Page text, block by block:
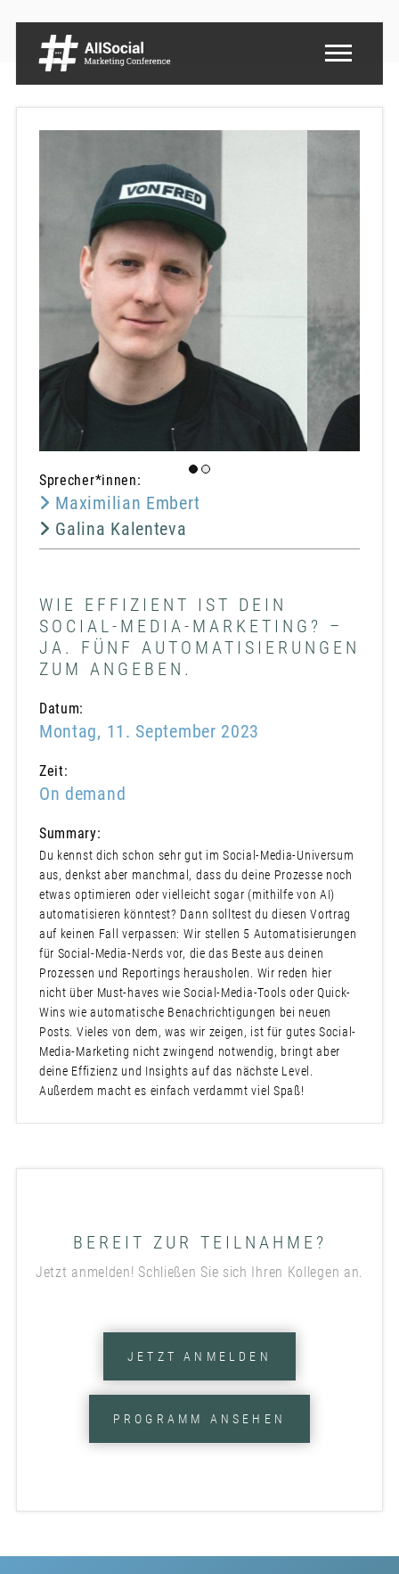
Sprecher*innen:
Maximilian Embert
Galina Kalenteva
WIE EFFIZIENT IST DEIN
SOCIAL-MEDIA-MARKETING? –
JA. FÜNF AUTOMATISIERUNGEN
ZUM ANGEBEN.
Datum:
Montag, 11. September 2023
Zeit:
On demand
Summary:
Du kennst dich schon sehr gut im Social-Media-Universum
aus, denkst aber manchmal, dass du deine Prozesse noch
etwas optimieren oder vielleicht sogar (mithilfe von AI)
automatisieren könntest? Dann solltest du diesen Vortrag
auf keinen Fall verpassen: Wir stellen 5 Automatisierungen
für Social-Media-Nerds vor, die das Beste aus deinen
Prozessen und Reportings herausholen. Wir reden hier
nicht über Must-haves wie Social-Media-Tools oder Quick-
Wins wie automatische Benachrichtigungen bei neuen
Posts. Vieles von dem, was wir zeigen, ist für gutes Social-
Media-Marketing nicht zwingend notwendig, bringt aber
deine Effizienz und Insights auf das nächste Level.
Außerdem macht es einfach verdammt viel Spaß!
BEREIT ZUR TEILNAHME?
Jetzt anmelden! Schließen Sie sich Ihren Kollegen an.
JETZT ANMELDEN
PROGRAMM ANSEHEN